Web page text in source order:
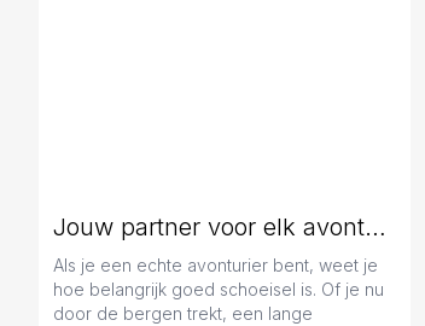
Jouw partner voor elk avontuur
Als je een echte avonturier bent, weet je
hoe belangrijk goed schoeisel is. Of je nu
door de bergen trekt, een lange